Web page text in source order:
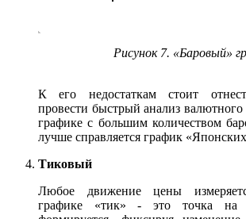
Рисунок 7. «Баровый»
К его недостаткам стоит
провести быстрый анализ
графике с большим количеством
лучше справляется график
Тиковый
Любое движение цены
графике «тик» - это точка на